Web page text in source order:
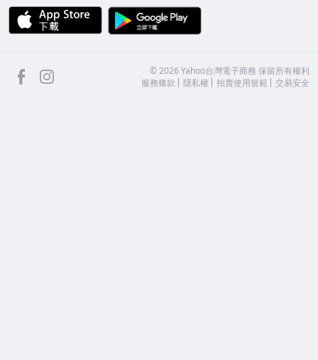
APP Store
facebook ©2026 Yahoo台灣電子商務 保留所有權利
服務條款
隱私權 拍賣使用規範 交易安全